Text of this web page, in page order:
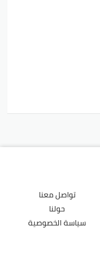
تواصل معنا
حولنا
سياسة الخصوصية